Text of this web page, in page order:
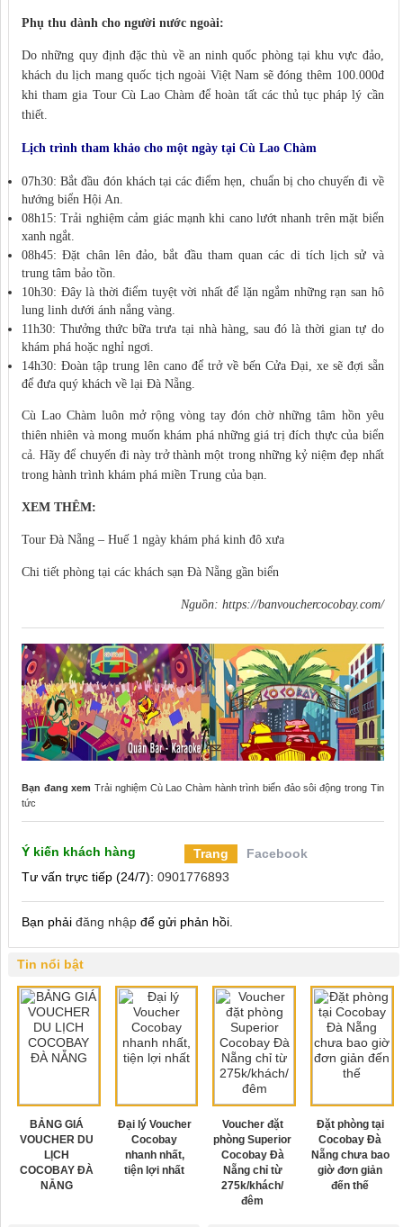
Phụ thu dành cho người nước ngoài:
Do những quy định đặc thù về an ninh quốc phòng tại khu vực đảo,
khách du lịch mang quốc tịch ngoài Việt Nam sẽ đóng thêm 100.000đ
khi tham gia Tour Cù Lao Chàm để hoàn tất các thủ tục pháp lý cần
thiết.
Lịch trình tham khảo cho một ngày tại Cù Lao Chàm
07h30: Bắt đầu đón khách tại các điểm hẹn, chuẩn bị cho chuyến đi về
hướng biển Hội An.
08h15: Trải nghiệm cảm giác mạnh khi cano lướt nhanh trên mặt biển
xanh ngắt.
08h45: Đặt chân lên đảo, bắt đầu tham quan các di tích lịch sử và
trung tâm bảo tồn.
10h30: Đây là thời điểm tuyệt vời nhất để lặn ngắm những rạn san hô
lung linh dưới ánh nắng vàng.
11h30: Thưởng thức bữa trưa tại nhà hàng, sau đó là thời gian tự do
khám phá hoặc nghỉ ngơi.
14h30: Đoàn tập trung lên cano để trở về bến Cửa Đại, xe sẽ đợi sẵn
để đưa quý khách về lại Đà Nẵng.
Cù Lao Chàm luôn mở rộng vòng tay đón chờ những tâm hồn yêu
thiên nhiên và mong muốn khám phá những giá trị đích thực của biển
cả. Hãy để chuyến đi này trở thành một trong những kỷ niệm đẹp nhất
trong hành trình khám phá miền Trung của bạn.
XEM THÊM:
Tour Đà Nẵng – Huế 1 ngày khám phá kinh đô xưa
Chi tiết phòng tại các khách sạn Đà Nẵng gần biển
Nguồn: https://banvouchercocobay.com/
Bạn đang xem Trải nghiệm Cù Lao Chàm hành trình biển đảo sôi động trong Tin
tức
Ý kiến khách hàng Trang
Facebook
Tư vấn trực tiếp (24/7): 0901776893
Bạn phải đăng nhập để gửi phản hồi.
Tin nổi bật
BẢNG GIÁ
VOUCHER DU
LỊCH
COCOBAY ĐÀ
NẴNG
Đại lý Voucher
Cocobay
nhanh nhất,
tiện lợi nhất
Voucher đặt
phòng Superior
Cocobay Đà
Nẵng chỉ từ
275k/khách/
đêm
Đặt phòng tại
Cocobay Đà
Nẵng chưa bao
giờ đơn giản
đến thế